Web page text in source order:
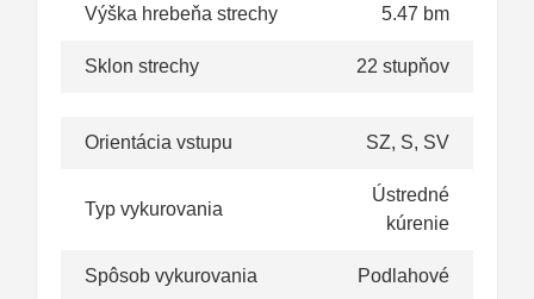
Výška hrebeňa strechy 5.47 bm
Sklon strechy 22 stupňov
Orientácia vstupu SZ, S, SV
Typ vykurovania
Ústredné
kúrenie
Spôsob vykurovania Podlahové